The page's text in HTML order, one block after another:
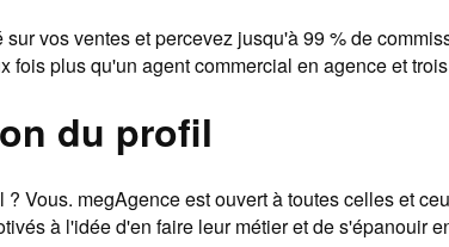
sur vos ventes et percevez jusqu'à 99 % de
fois plus qu'un agent commercial en agence et
du profil
? Vous. megAgence est ouvert à toutes celles et
à l'idée d'en faire leur métier et de s'épanouir